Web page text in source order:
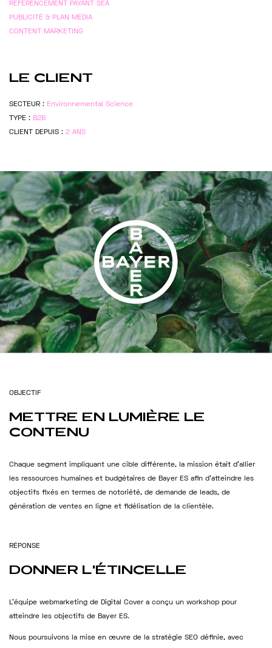
SEO
NOS SERVICES
RÉFÉRENCES
RÉFÉRENCEMENT PAYANT SEA
PUBLICITÉ & PLAN MÉDIA
CONTENT MARKETING
LE CLIENT
SECTEUR : Environnemental Science
TYPE : B2B
CLIENT DEPUIS : 2 ANS
OBJEC F
METTRE EN LUMIÈRE LE
CONTENU
Chaque segment impliquant une cible différente, la mission était d’allier
les ressources humaines et budgétaires de Bayer ES afin d’atteindre les
objectifs fixés en termes de notoriété, de demande de leads, de
génération de ventes en ligne et fidélisation de la clientèle.
RÉPONSE
DONNER L'ÉTINCELLE
L’équipe webmarketing de Digital Cover a conçu un workshop pour
atteindre les objectifs de Bayer ES.
Nous poursuivons la mise en œuvre de la stratégie SEO définie, avec